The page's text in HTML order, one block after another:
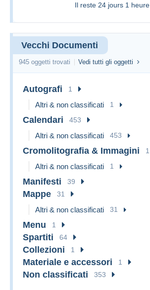
Il reste 24 jours 1 heure
Vecchi Documenti
945 oggetti trovati Vedi tutti gli oggetti
Autografi 1
Altri & non classificati 1
Calendari 453
Altri & non classificati 453
Cromolitografia & Immagini 1
Altri & non classificati 1
Manifesti 39
Mappe 31
Altri & non classificati 31
Menu 1
Spartiti 64
Collezioni 1
Materiale e accessori 1
Non classificati 353